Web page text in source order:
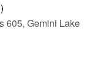
605, Gemini Lake